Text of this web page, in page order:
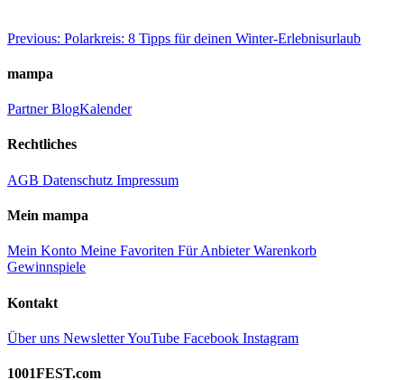
Beitragsnavigation
Previous: Polarkreis: 8 Tipps für deinen Winter-Erlebnisurlaub
mampa
PartnerBlogKalender
Rechtliches
AGB Datenschutz Impressum
Mein mampa
Mein Konto Meine Favoriten Für AnbieterWarenkorb
Gewinnspiele
Kontakt
Über uns NewsletterYouTube Facebook Instagram
1001FEST.com